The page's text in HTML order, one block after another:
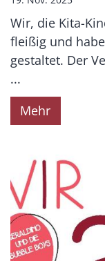
Wir, die Kita-
fleißig und
gestaltet. Der
...
Mehr